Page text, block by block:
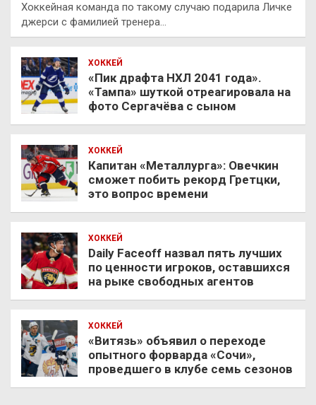
Хоккейная команда по такому случаю подарила Личке
джерси с фамилией тренера…
ХОККЕЙ
«Пик драфта НХЛ 2041 года».
«Тампа» шуткой отреагировала на
фото Сергачёва с сыном
ХОККЕЙ
Капитан «Металлурга»: Овечкин
сможет побить рекорд Гретцки,
это вопрос времени
ХОККЕЙ
Daily Faceoff назвал пять лучших
по ценности игроков, оставшихся
на рыке свободных агентов
ХОККЕЙ
«Витязь» объявил о переходе
опытного форварда «Сочи»,
проведшего в клубе семь сезонов